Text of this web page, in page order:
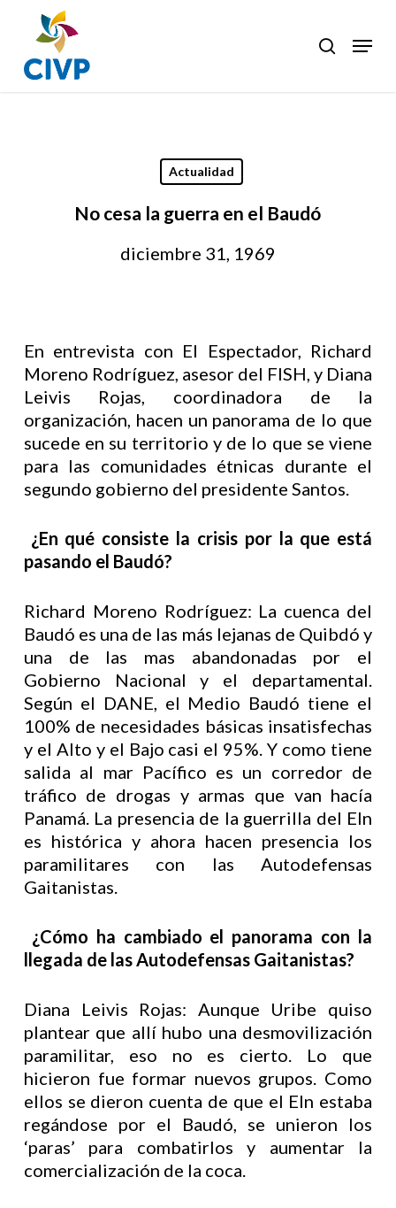
main
content
search
Menu
Actualidad
No cesa la guerra en el Baudó
diciembre 31, 1969
En entrevista con El Espectador, Richard
Moreno Rodríguez, asesor del FISH, y Diana
Leivis Rojas, coordinadora de la
organización, hacen un panorama de lo que
sucede en su territorio y de lo que se viene
para las comunidades étnicas durante el
segundo gobierno del presidente Santos.
¿En qué consiste la crisis por la que está
pasando el Baudó?
Richard Moreno Rodríguez: La cuenca del
Baudó es una de las más lejanas de Quibdó y
una de las mas abandonadas por el
Gobierno Nacional y el departamental.
Según el DANE, el Medio Baudó tiene el
100% de necesidades básicas insatisfechas
y el Alto y el Bajo casi el 95%. Y como tiene
salida al mar Pacífico es un corredor de
tráfico de drogas y armas que van hacía
Panamá. La presencia de la guerrilla del Eln
es histórica y ahora hacen presencia los
paramilitares con las Autodefensas
Gaitanistas.
¿Cómo ha cambiado el panorama con la
llegada de las Autodefensas Gaitanistas?
Diana Leivis Rojas: Aunque Uribe quiso
plantear que allí hubo una desmovilización
paramilitar, eso no es cierto. Lo que
hicieron fue formar nuevos grupos. Como
ellos se dieron cuenta de que el Eln estaba
regándose por el Baudó, se unieron los
‘paras’ para combatirlos y aumentar la
comercialización de la coca.
Close